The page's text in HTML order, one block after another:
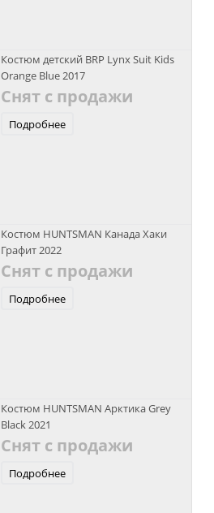
Костюм детский BRP Lynx Suit Kids
Orange Blue 2017
Снят с продажи
Подробнее
Костюм HUNTSMAN Канада Хаки
Графит 2022
Снят с продажи
Подробнее
Костюм HUNTSMAN Арктика Grey
Black 2021
Снят с продажи
Подробнее